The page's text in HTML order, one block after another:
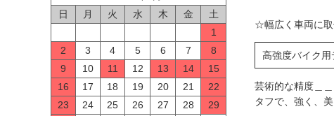
日
月 火 水 木 金
土
1
2
3 4 5 6 7
8
9
10 11 12 13 14
15
16
17 18 19 20 21
22
23
24 25 26 27 28
29
☆幅広く車両に取
高強度バイク
芸術的な精度＿＿
タフで、強く、